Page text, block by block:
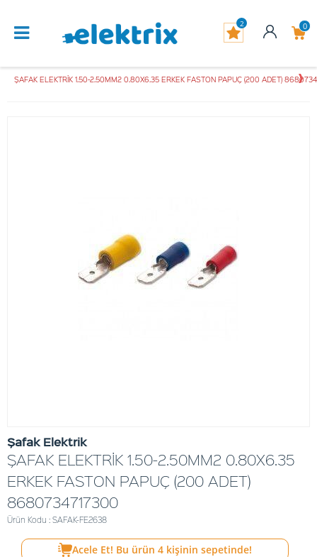
0
2
ŞAFAK ELEKTRİK 1.50-2.50MM2 0.80X6.35 ERKEK FASTON PAPUÇ (200 ADET)
Şafak Elektrik
ŞAFAK ELEKTRİK 1.50-2.50MM2 0.80X6.35
ERKEK FASTON PAPUÇ (200 ADET)
8680734717300
Ürün Kodu : SAFAK-FE2638
Acele Et! Bu ürün 4 kişinin sepetinde!